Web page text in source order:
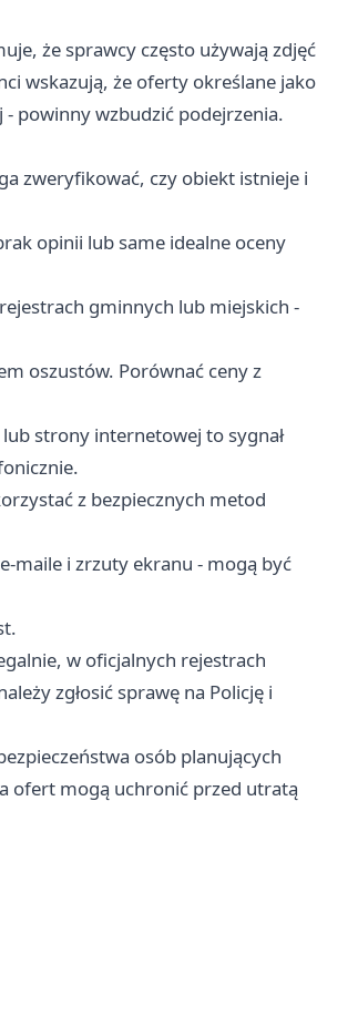
że sprawcy często używają zdjęć
wskazują, że oferty określane jako
- powinny wzbudzić podejrzenia.
zweryfikować, czy obiekt istnieje i
opinii lub same idealne oceny
gminnych lub miejskich -
oszustów. Porównać ceny z
strony internetowej to sygnał
z bezpiecznych metod
maile i zrzuty ekranu - mogą być
w oficjalnych rejestrach
zgłosić sprawę na Policję i
osób planujących
ofert mogą uchronić przed utratą